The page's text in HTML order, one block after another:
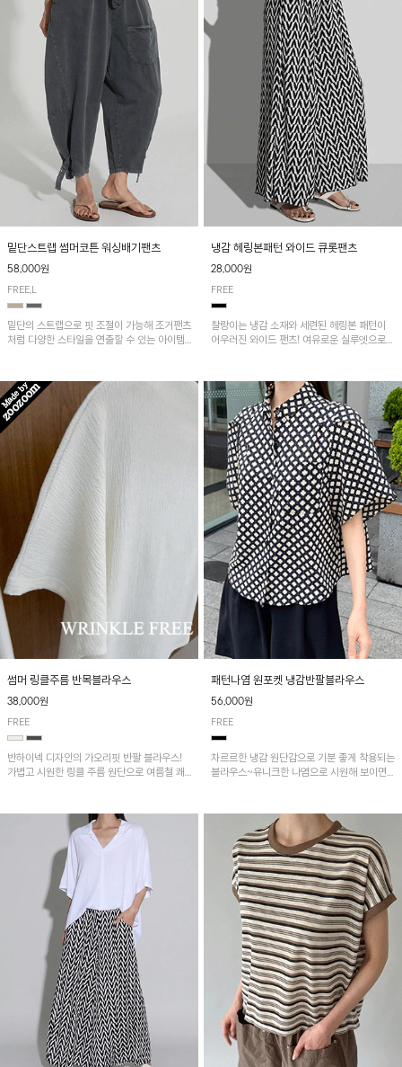
밑단스트랩 썸머코튼 워싱배기팬츠
58,000원
FREE,L
밑단의 스트랩으로 핏 조절이 가능해 조거팬츠
처럼 다양한 스타일을 연출할 수 있는 아이템!
냉감 헤링본패턴 와이드 큐롯팬츠
28,000원
FREE
찰랑이는 냉감 소재와 세련된 헤링본 패턴이
어우러진 와이드 팬츠! 여유로운 실루엣으로
다.
썸머 링클주름 반목블라우스
38,000원
FREE
반하이넥 디자인의 가오리핏 반팔 블라우스!
가볍고 시원한 링클 주름 원단으로 여름철 쾌
패턴나염 원포켓 냉감반팔블라우스
56,000원
FREE
차르르한 냉감 원단감으로 기분 좋게 착용되는
블라우스~유니크한 나염으로 시원해 보이면